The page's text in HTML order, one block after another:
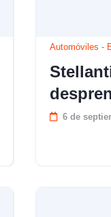
Automóviles -
6 de